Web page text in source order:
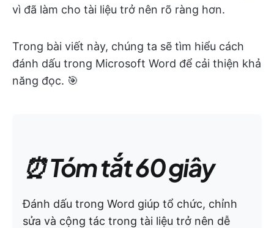
vì đã làm cho tài liệu trở nên rõ ràng hơn.
Trong bài viết này, chúng ta sẽ tìm hiểu cách
đánh dấu trong Microsoft Word để cải thiện khả
năng đọc. 🎯
⏰ Tóm tắt 60 giây
Đánh dấu trong Word giúp tổ chức, chỉnh
sửa và cộng tác trong tài liệu trở nên dễ